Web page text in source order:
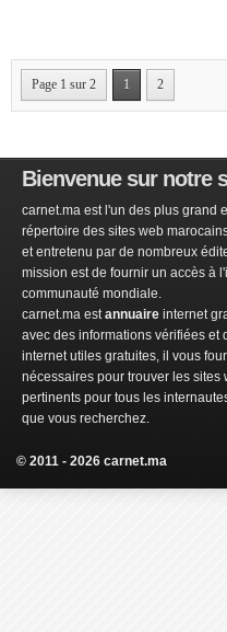
Page 1 sur 2 1 2
Bienvenue sur notre
carnet.ma est l'un des plus grand
répertoire des sites web
et entretenu par de nombreux
mission est de fournir un accès à
communauté mondiale.
carnet.ma estannuaire internet
avec des informations vérifiées et
internet utiles gratuites, il vous
nécessaires pour trouver les sites
pertinents pour tous les
que vous recherchez.
© 2011 - 2026 carnet.ma